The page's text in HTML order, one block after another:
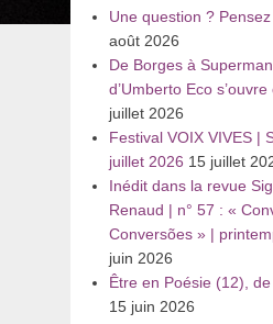
Une question ?
août 2026
De Borges à
d’Umberto Eco
juillet 2026
Festival VOIX VIVES |
juillet 2026 15 juillet
Inédit dans la revue
Renaud | n° 57 : «
Conversões » |
juin 2026
Être en Poésie (12),
15 juin 2026